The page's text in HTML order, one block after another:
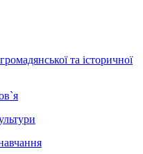
та історичної